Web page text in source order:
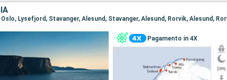
Pagamento in 4X